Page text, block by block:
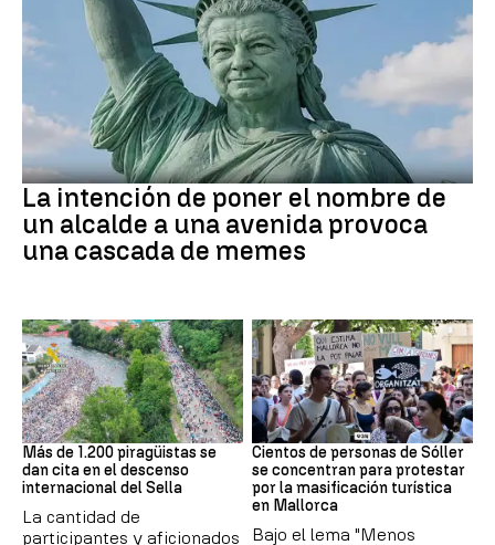
MEMES
La intención de poner el nombre de
un alcalde a una avenida provoca
una cascada de memes
Asturias
Más de 1.200 piragüistas se
dan cita en el descenso
internacional del Sella
La cantidad de
participantes y aficionados
Protestas
Cientos de personas de Sóller
se concentran para protestar
por la masificación turística
en Mallorca
Bajo el lema "Menos